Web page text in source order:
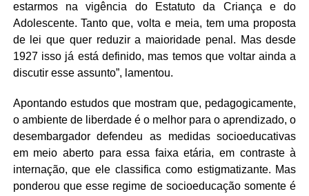
estarmos na vigência do Estatuto da Criança e do
Adolescente. Tanto que, volta e meia, tem uma proposta
de lei que quer reduzir a maioridade penal. Mas desde
1927 isso já está definido, mas temos que voltar ainda a
discutir esse assunto”, lamentou.
Apontando estudos que mostram que, pedagogicamente,
o ambiente de liberdade é o melhor para o aprendizado, o
desembargador defendeu as medidas socioeducativas
em meio aberto para essa faixa etária, em contraste à
internação, que ele classifica como estigmatizante. Mas
ponderou que esse regime de socioeducação somente é